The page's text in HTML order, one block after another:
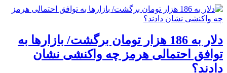
دلار به 186 هزار تومان برگشت/ بازارها به
توافق احتمالی هرمز چه واکنشی نشان
دادند؟